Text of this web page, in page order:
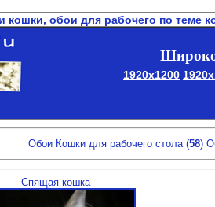
обои для рабочего по теме
1920x1200
Обои Кошки для рабочего стола (58)
Спящая кошка